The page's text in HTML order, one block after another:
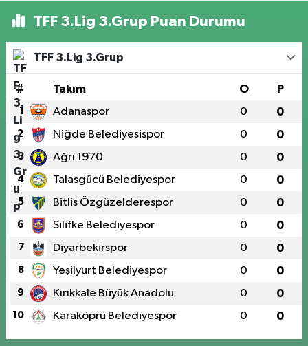
TFF 3.Lig 3.Grup Puan Durumu
TFF 3.Lig 3.Grup
# Takım O P
1 Adanaspor 0 0
2 Niğde Belediyesispor 0 0
3 Ağrı 1970 0 0
4 Talasgücü Belediyespor 0 0
5 Bitlis Özgüzelderespor 0 0
6 Silifke Belediyespor 0 0
7 Diyarbekirspor 0 0
8 Yeşilyurt Belediyespor 0 0
9 Kırıkkale Büyük Anadolu 0 0
10 Karaköprü Belediyespor 0 0